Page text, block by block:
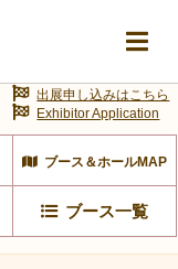
ブース＆ホールMAP
ブース一覧
出展申し込みはこちら
Exhibitor Application